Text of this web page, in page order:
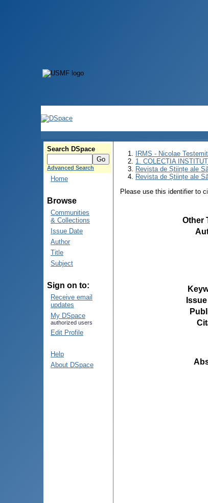
Search DSpace
Advanced Search
Home
Browse
Communities
& Collections
Issue Date
Author
Title
Subject
Sign on to:
Receive email
updates
My DSpace
authorized users
Edit Profile
Help
About DSpace
IRMS - Nicolae
1. COLECȚIA
Revista de Științe ale
Revista de Științe ale
Please use this identifier to
Other